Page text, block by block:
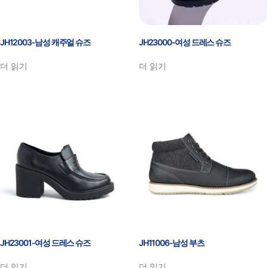
JH12003-남성 캐주얼 슈즈
더 읽기
JH23000-여성 드레스 슈즈
더 읽기
JH23001-여성 드레스 슈즈 JH11006-남성 부츠